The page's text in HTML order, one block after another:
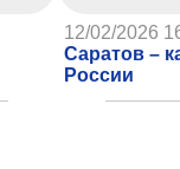
12/02/2026
Саратов –
России